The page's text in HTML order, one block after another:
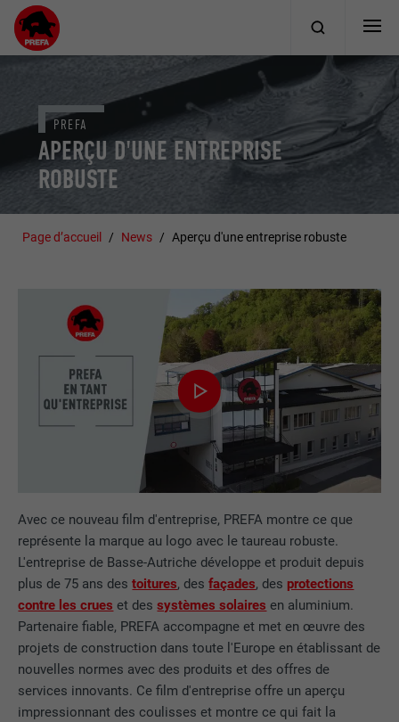
APERÇU D'UNE ENTREPRISE
ROBUSTE
PREFA
Page d’accueil News Aperçu d'une entreprise robuste
Avec ce nouveau film d'entreprise, PREFA montre ce que
représente la marque au logo avec le taureau robuste.
L'entreprise de Basse-Autriche développe et produit depuis
plus de 75 ans destoitures, desfaçades, des protections
contre les crues et dessystèmes solaires en aluminium.
Partenaire fiable, PREFA accompagne et met en œuvre des
projets de construction dans toute l'Europe en établissant de
nouvelles normes avec des produits et des offres de
services innovants. Ce film d'entreprise offre un aperçu
impressionnant des coulisses et montre ce qui fait la